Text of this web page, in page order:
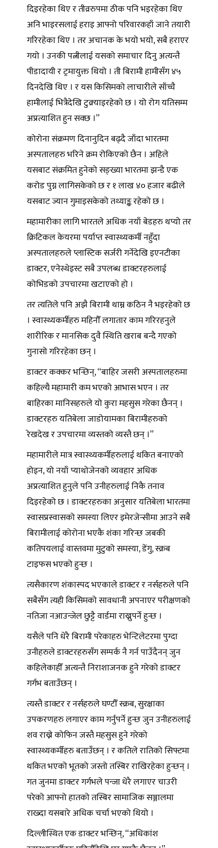
दिइरहेका थिए र तीव्ररुपमा ठीक पनि भइरहेका थिए
अनि भाइरसलाई हराइ आफ्नो परिवारकहाँ जाने तयारी
गरिरहेका थिए । तर अचानक के भयो भयो, सबै हराएर
गयो । उनकी पत्नीलाई यसको समाचार दिनु अत्यन्तै
पीडादायी र ट्रमायुक्त थियो । ती बिरामी हामीसँग ४५
दिनदेखि थिए । र यस किसिमको लाचारीले साँच्चै
हामीलाई भित्रैदेखि टुक्र्याइरहेको छ । यो रोग यतिसम्म
अप्रत्याशित हुन सक्छ ।”
कोरोना संक्रमण दिनानुदिन बढ्दै जाँदा भारतमा
अस्पतालहरु भरिने क्रम रोकिएको छैन । अहिले
यसबाट संक्रमित हुनेको सङ्ख्या भारतमा झन्डै एक
करोड पुग्न लागिसकेको छ र १ लाख ४० हजार बढीले
यसबाट ज्यान गुमाइसकेको तथ्याङ्क रहेको छ ।
महामारीका लागि भारतले अधिक नयाँ बेडहरु थप्यो तर
क्रिटिकल केयरमा पर्याप्त स्वास्थ्यकर्मी नहुँदा
अस्पतालहरुले प्लास्टिक सर्जरी गर्नेदेखि इएनटीका
डाक्टर, एनेस्थेइस्ट सबै उपलब्ध डाक्टरहरुलाई
कोभिडको उपचारमा खटाएको हो ।
तर त्यतिले पनि अझै बिरामी थाम्न कठिन नै भइरहेको छ
। स्वास्थ्यकर्मीहरु महिनौँ लगातार काम गरिरहनुले
शारीरिक र मानसिक दुवै स्थिति खराब बन्दै गएको
गुनासो गरिरहेका छन् ।
डाक्टर कक्कर भन्छिन्, “बाहिर जसरी अस्पतालहरुमा
कहिल्यै महामारी कम भएको आभास भएन । तर
बाहिरका मानिसहरुले यो कुरा महसुस गरेका छैनन् ।
डाक्टरहरु यतिबेला जाडोयामका बिरामीहरुको
रेखदेख र उपचारमा व्यस्तको व्यस्तै छन् ।”
महामारीले मात्र स्वास्थ्यकर्मीहरुलाई थकित बनाएको
होइन, यो नयाँ प्याथोजेनको व्यवहार अधिक
अप्रत्याशित हुनुले पनि उनीहरुलाई निकै तनाव
दिइरहेको छ । डाक्टरहरुका अनुसार यतिबेला भारतमा
स्वासप्रस्वासको समस्या लिएर इमेरजेन्सीमा आउने सबै
बिरामीलाई कोरोना भएकै शंका गरिन्छ जबकी
कतिपयलाई वास्तवमा मुटुको समस्या, डेंगु, स्क्रब
टाइफस भएको हुन्छ ।
त्यसैकारण शंकास्पद भएकाले डाक्टर र नर्सहरुले पनि
सबैसँग त्यही किसिमको सावधानी अपनाएर परीक्षणको
नतिजा नआउन्जेल छुट्टै वार्डमा राख्नुपर्ने हुन्छ ।
यसैले पनि धेरै बिरामी परेकाहरु भेन्टिलेटरमा पुग्दा
उनीहरुले डाक्टरहरुसँग सम्पर्क नै गर्न पाउँदैनन् जुन
कहिलेकाहीँ अत्यन्तै निराशाजनक हुने गरेको डाक्टर
गर्गभ बताउँछन् ।
त्यस्तै डाक्टर र नर्सहरुले घण्टौँ स्क्रब, सुरक्षाका
उपकरणहरु लगाएर काम गर्नुपर्ने हुन्छ जुन उनीहरुलाई
शव राख्ने कोफिन जस्तै महसुस हुने गरेको
स्वास्थ्यकर्मीहरु बताउँछन् । र कतिले रातिको सिफ्टमा
थकित भएको भूतको जस्तो तस्बिर राखिरहेका हुन्छन् ।
गत जुनमा डाक्टर गर्गभले पन्जा धेरै लगाएर चाउरी
परेको आफ्नो हातको तस्बिर सामाजिक सञ्जालमा
राख्दा यसबारे अधिक चर्चा भएको थियो ।
दिल्लीस्थित एक डाक्टर भन्छिन्, “अधिकांश